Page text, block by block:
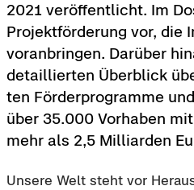
2021 ver­öf­fent­licht. Im
Pro­jekt­för­de­rung vor, die
vor­an­brin­gen. Dar­über
de­tail­lier­ten Über­blick
ten För­der­pro­gram­me
über 35.000 Vor­ha­ben
mehr als 2,5 Mil­li­ar­den
Un­se­re Welt steht vor